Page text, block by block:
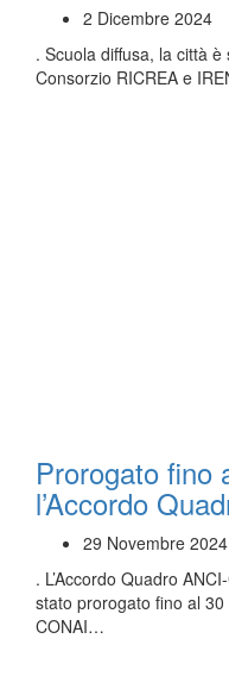
2 Dicembre 2024
. Scuola diffusa, la città
Consorzio RICREA e
Prorogato fino
l’Accordo
29 Novembre 2024
. L’Accordo Quadro
stato prorogato fino al
CONAI…